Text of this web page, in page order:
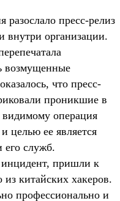
пресс-релиз
внутри организации.
возмущенные
что пресс-
проникшие в
операция
целью ее является
его служб.
пришли к
из китайских хакеров.
профессионально и